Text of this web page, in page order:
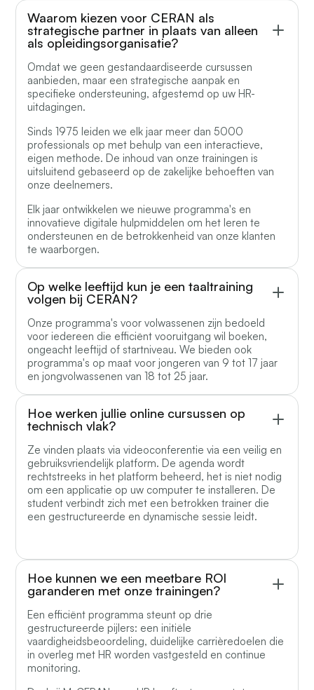
Waarom kiezen voor CERAN als
strategische partner in plaats van alleen
als opleidingsorganisatie?
Omdat we geen gestandaardiseerde cursussen
aanbieden, maar een strategische aanpak en
specifieke ondersteuning, afgestemd op uw HR-
uitdagingen.
Sinds 1975 leiden we elk jaar meer dan 5000
professionals op met behulp van een interactieve,
eigen methode. De inhoud van onze trainingen is
uitsluitend gebaseerd op de zakelijke behoeften van
onze deelnemers.
Elk jaar ontwikkelen we nieuwe programma's en
innovatieve digitale hulpmiddelen om het leren te
ondersteunen en de betrokkenheid van onze klanten
te waarborgen.
Op welke leeftijd kun je een taaltraining
volgen bij CERAN?
Onze programma's voor volwassenen zijn bedoeld
voor iedereen die efficiënt vooruitgang wil boeken,
ongeacht leeftijd of startniveau. We bieden ook
programma's op maat voor jongeren van 9 tot 17 jaar
en jongvolwassenen van 18 tot 25 jaar.
Hoe werken jullie online cursussen op
technisch vlak?
Ze vinden plaats via videoconferentie via een veilig en
gebruiksvriendelijk platform. De agenda wordt
rechtstreeks in het platform beheerd, het is niet nodig
om een applicatie op uw computer te installeren. De
student verbindt zich met een betrokken trainer die
een gestructureerde en dynamische sessie leidt.
Hoe kunnen we een meetbare ROI
garanderen met onze trainingen?
Een efficiënt programma steunt op drie
gestructureerde pijlers: een initiële
vaardigheidsbeoordeling, duidelijke carrièredoelen die
in overleg met HR worden vastgesteld en continue
monitoring.